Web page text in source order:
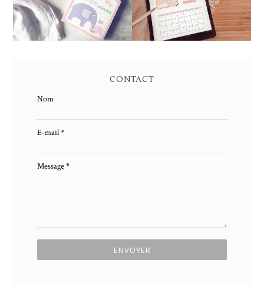
CONTACT
Nom
E-mail*
Message*